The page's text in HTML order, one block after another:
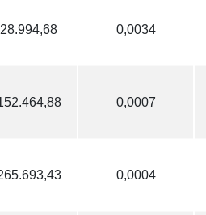
28.994,68 0,0034
0,0007
0,0004